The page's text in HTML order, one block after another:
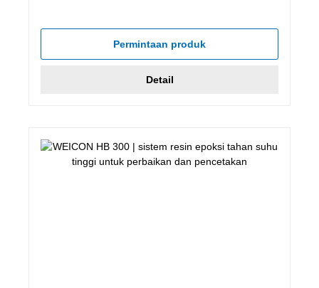
Permintaan produk
Detail